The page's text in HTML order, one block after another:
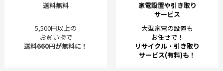
送料無料
5,500円以上の
お買い物で
送料660円が無料に！
家電設置や引き取り
サービス
大型家電の設置も
お任せで！
リサイクル・引き取り
サービス(有料)も！